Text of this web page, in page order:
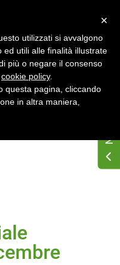
×
utilizzati si avvalgono
ed utili alle finalità illustrate
più o negare il consenso
cookie policy.
questa pagina, cliccando
in altra maniera,